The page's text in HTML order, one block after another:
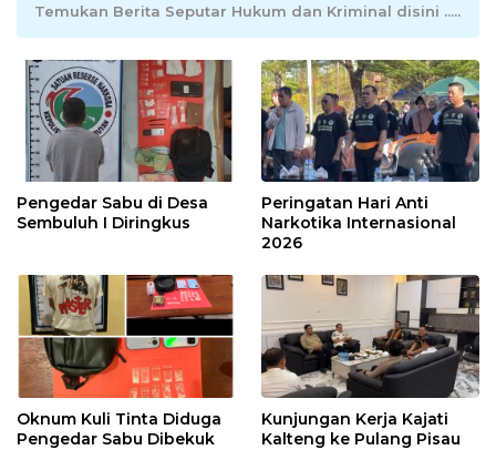
Temukan Berita Seputar Hukum dan Kriminal disini .....
Pengedar Sabu di Desa
Sembuluh I Diringkus
Peringatan Hari Anti
Narkotika Internasional
2026
Oknum Kuli Tinta Diduga
Pengedar Sabu Dibekuk
Kunjungan Kerja Kajati
Kalteng ke Pulang Pisau